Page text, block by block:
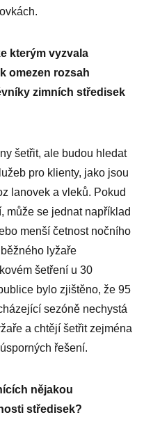
kterým vyzvala
omezen rozsah
zimních středisek
šetřit, ale budou hledat
pro klienty, jako jsou
lanovek a vleků. Pokud
může se jednat například
menší četnost nočního
lyžaře
šetření u 30
bylo zjištěno, že 95
sezóně nechystá
a chtějí šetřit zejména
řešení.
nějakou
středisek?